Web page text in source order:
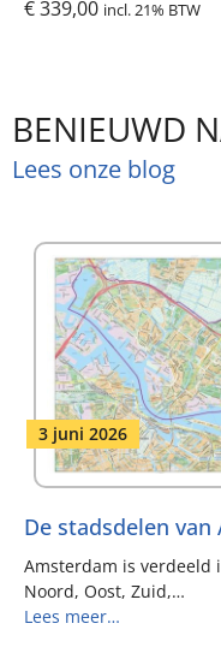
Lees onze blog
3 juni 2026
Amsterdam is verdeeld
Oost, Zuid,…
Lees meer…